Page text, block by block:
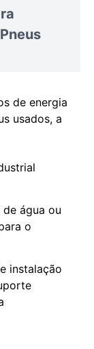
de energia
usados, a
água ou
o
instalação